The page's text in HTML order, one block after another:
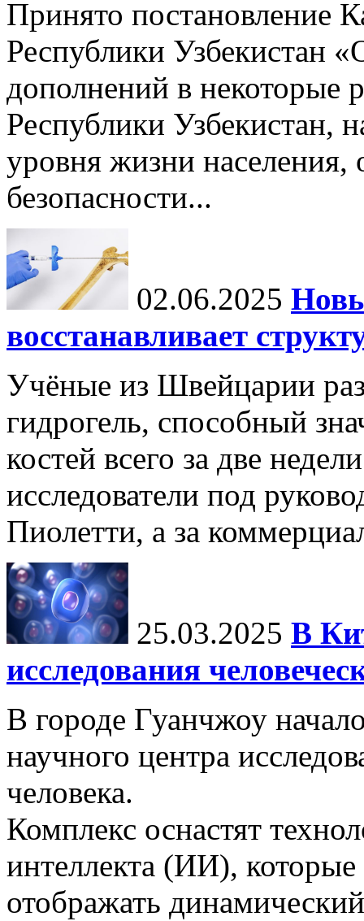
Принято постановление
Республики Узбекистан
дополнений в некоторые
Республики Узбекистан,
уровня жизни населения,
безопасности...
02.06.2025
восстанавливает
Учёные из Швейцарии
гидрогель, способный
костей всего за две
исследователи под
Пиолетти, а за
25.03.2025 В
исследования
В городе Гуанчжоу
научного центра
человека.
Комплекс оснастят
интеллекта (ИИ),
отображать